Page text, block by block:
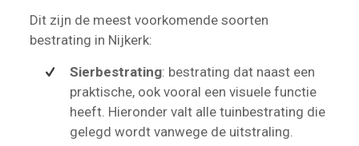
Dit zijn de meest voorkomende soorten
bestrating in Nijkerk:
Sierbestrating: bestrating dat naast een
praktische, ook vooral een visuele functie
heeft. Hieronder valt alle tuinbestrating die
gelegd wordt vanwege de uitstraling.